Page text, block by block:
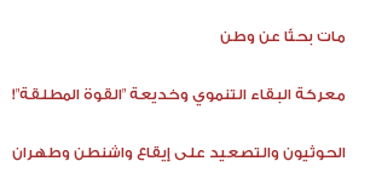
مات بحثًا عن وطن
معركة البقاء التنموي وخديعة "القوة المطلقة"!
الحوثيون والتصعيد على إيقاع واشنطن وطهران